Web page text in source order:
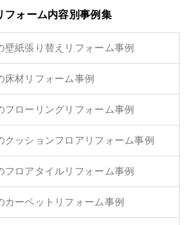
フォーム内容別事例集
紙張り替えリフォーム事例
材リフォーム事例
ローリングリフォーム事例
ッションフロアリフォーム事例
ロアタイルリフォーム事例
ーペットリフォーム事例